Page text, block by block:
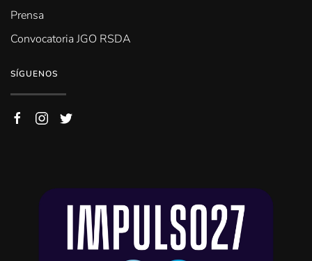
Prensa
Convocatoria JGO RSDA
SÍGUENOS